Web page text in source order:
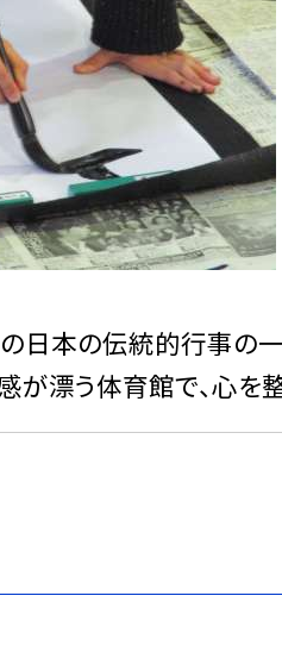
日本の伝統的行事の一
が漂う体育館で、心を